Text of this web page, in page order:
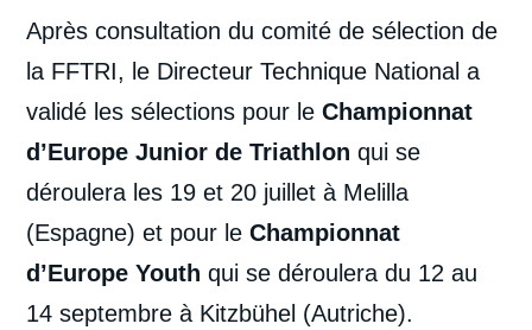
Après consultation du comité de sélection de
la FFTRI, le Directeur Technique National a
validé les sélections pour leChampionnat
d’Europe Junior de Triathlon qui se
déroulera les 19 et 20 juillet à Melilla
(Espagne) et pour leChampionnat
d’Europe Youth qui se déroulera du 12 au
14 septembre à Kitzbühel (Autriche).